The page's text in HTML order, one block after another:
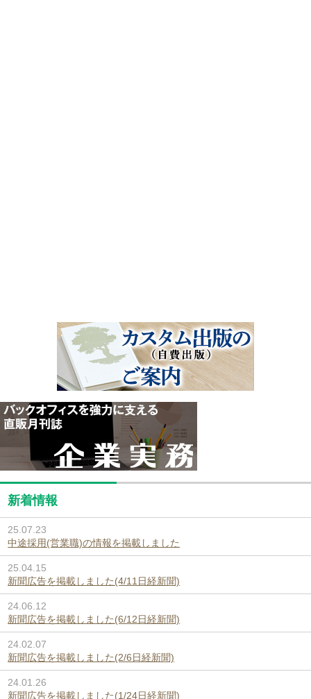
新着情報
25.07.23
中途採用(営業職)の情報を掲載しました
25.04.15
新聞広告を掲載しました(4/11日経新聞)
24.06.12
新聞広告を掲載しました(6/12日経新聞)
24.02.07
新聞広告を掲載しました(2/6日経新聞)
24.01.26
新聞広告を掲載しました(1/24日経新聞)